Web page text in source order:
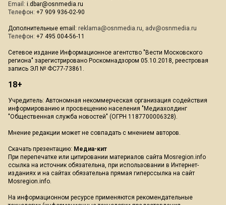
Email: i.dbar@osnmedia.ru
Телефон: +7 909 936-02-90
Дополнительные email: reklama@osnmedia.ru, adv@osnmedia.ru
Телефон: +7 495 004-56-11
Сетевое издание Информационное агентство "Вести Московского
региона" зарегистрировано Роскомнадзором 05.10.2018, реестровая
запись ЭЛ № ФС77-73861.
18+
Учредитель: Автономная некоммерческая организация содействия
информированию и просвещению населения "Медиахолдинг
"Общественная служба новостей" (ОГРН 1187700006328).
Мнение редакции может не совпадать с мнением авторов.
Скачать презентацию: Медиа-кит
При перепечатке или цитировании материалов сайта Mosregion.info
ссылка на источник обязательна, при использовании в Интернет-
изданиях и на сайтах обязательна прямая гиперссылка на сайт
Mosregion.info.
На информационном ресурсе применяются рекомендательные